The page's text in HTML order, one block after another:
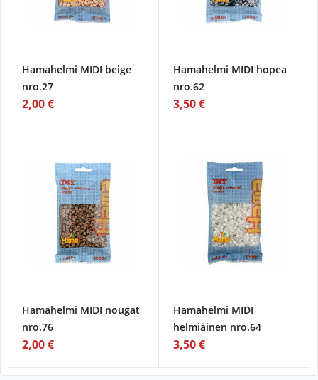
Hamahelmi MIDI beige
nro.27
2,00 €
Hamahelmi MIDI hopea
nro.62
3,50 €
Hamahelmi MIDI nougat
nro.76
2,00 €
Hamahelmi MIDI
helmiäinen nro.64
3,50 €